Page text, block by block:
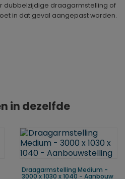
dubbelzijdige draagarmstelling of
in dat geval aangepast worden.
in dezelfde
Draagarmstelling Medium -
3000 x 1030 x 1040 - Aanbouw